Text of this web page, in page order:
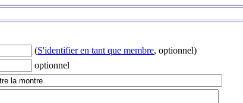
(S'identifier en tant que membre, optionnel)
optionnel